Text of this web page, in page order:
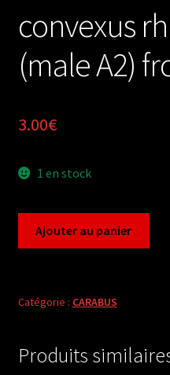
convexus
(male A2)
3.00€
1 en stock
convexus
A2)
Ajouter au panier
Catégorie : CARABUS
Produits